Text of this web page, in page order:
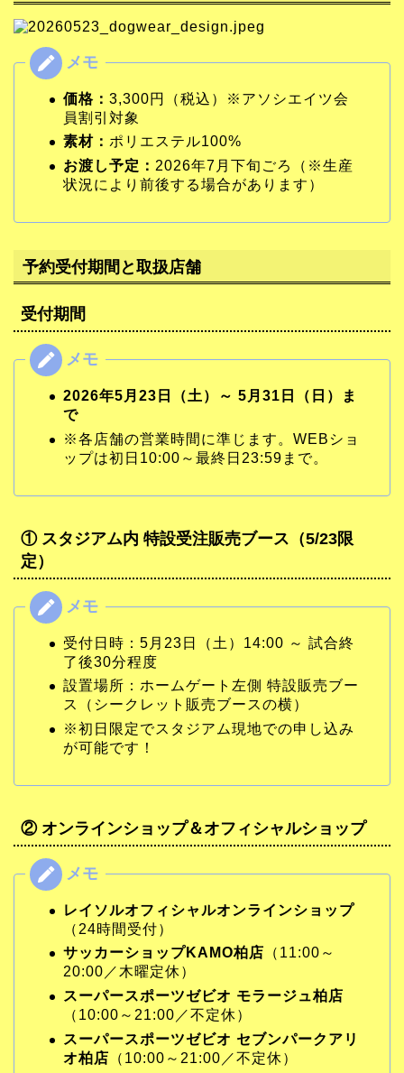
価格： 3,300円（税込）※アソシエイツ会
員割引対象
素材： ポリエステル100%
お渡し予定： 2026年7月下旬ごろ（※生産
状況により前後する場合があります）
予約受付期間と取扱店舗
受付期間
2026年5月23日（土）～ 5月31日（日）ま
で
※各店舗の営業時間に準じます。WEBショ
ップは初日10:00～最終日23:59まで。
① スタジアム内 特設受注販売ブース（5/23限
定）
受付日時：5月23日（土）14:00 ～ 試合終
了後30分程度
設置場所：ホームゲート左側 特設販売ブー
ス（シークレット販売ブースの横）
※初日限定でスタジアム現地での申し込み
が可能です！
② オンラインショップ＆オフィシャルショップ
レイソルオフィシャルオンラインショップ
（24時間受付）
サッカーショップKAMO柏店 （11:00～
20:00／木曜定休）
スーパースポーツゼビオ モラージュ柏店
（10:00～21:00／不定休）
スーパースポーツゼビオ セブンパークアリ
オ柏店 （10:00～21:00／不定休）